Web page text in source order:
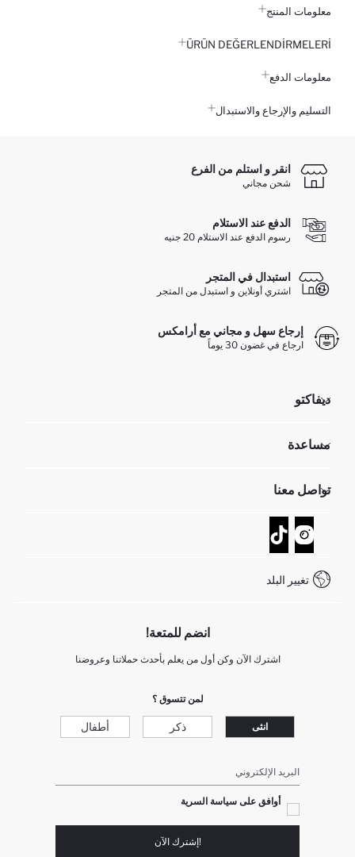
معلومات المنتج
ÜRÜN DEĞERLENDİRMELERİ
معلومات الدفع
التسليم والإرجاع والاستبدال
انقر و استلم من الفرع
شحن مجاني
الدفع عند الاستلام
رسوم الدفع عند الاستلام 20 جنيه
استبدال في المتجر
اشتري أونلاين و استبدل من المتجر
إرجاع سهل و مجاني مع أرامكس
ارجاع في غضون 30 يوماً
ديفاكتو
تعرف علينا
GIFT CLUB
مساعدة
عمليات الارجاع و الاستبدال السهلة
تتبع الشحنة
كيف يمكنك التسوق في ديفاكتو ؟
كيف تدفع في ديفاكتو؟
شروط المنافسة
تواصل معنا
نموذج الاتصال
خدمة العملاء
Call Center 19782
تغيير البلد
انضم للمتعة!
اشترك الآن وكن أول من يعلم بأحدث حملاتنا وعروضنا
لمن تتسوق ؟
انثى ذكر أطفال
البريد الإلكتروني
أوافق على سياسة السرية
!إشترك الآن